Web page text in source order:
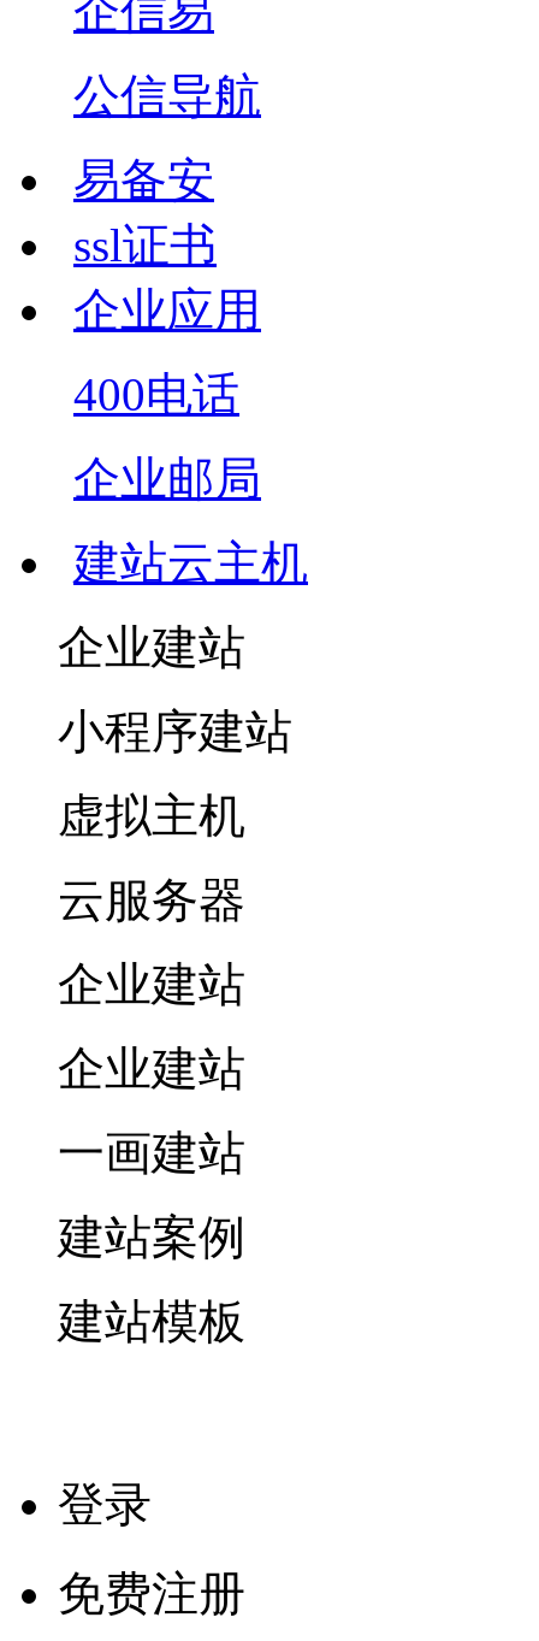
企信易
公信导航
易备安
ssl证书
企业应用
400电话
企业邮局
建站云主机
企业建站
小程序建站
虚拟主机
云服务器
企业建站
企业建站
一画建站
建站案例
建站模板
登录
免费注册